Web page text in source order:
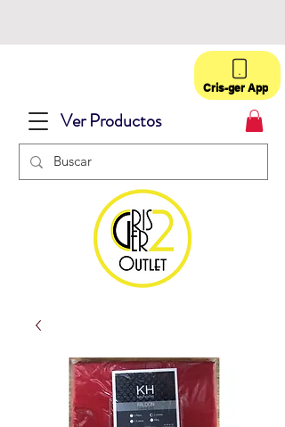
Ver Productos
Cris-ger App